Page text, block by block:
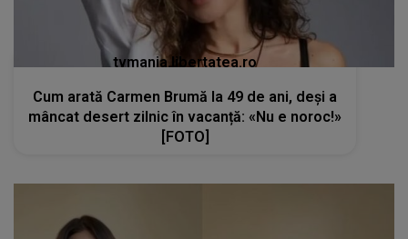
tvmania.libertatea.ro
Cum arată Carmen Brumă la 49 de ani, deși a
mâncat desert zilnic în vacanță: «Nu e noroc!»
[FOTO]